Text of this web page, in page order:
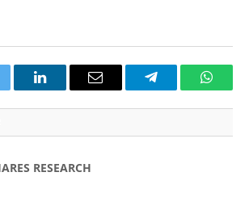
LinkedInEmail Telegram
RESEARCH